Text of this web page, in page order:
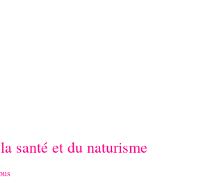
santé et du naturisme